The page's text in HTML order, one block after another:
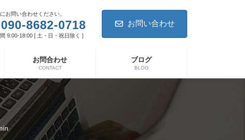
お問い合わせください。
090-8682-0718
9:00-18:00 [ 土・日・祝日除く ]
お問い合わせ
お問合わせ
CONTACT
ブログ
BLOG